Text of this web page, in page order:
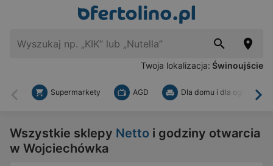
Twoja lokalizacja: Świnoujście
Wstecz
Supermarkety AGD Dla domu i dla ogrodu
Wszystkie sklepy Netto i godziny otwarcia
w Wojciechówka